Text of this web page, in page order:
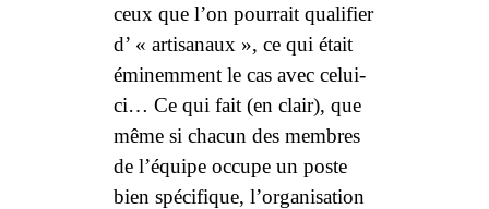
ceux que l’on pourrait qualifier
d’ « artisanaux », ce qui était
éminemment le cas avec celui-
ci… Ce qui fait (en clair), que
même si chacun des membres
de l’équipe occupe un poste
bien spécifique, l’organisation